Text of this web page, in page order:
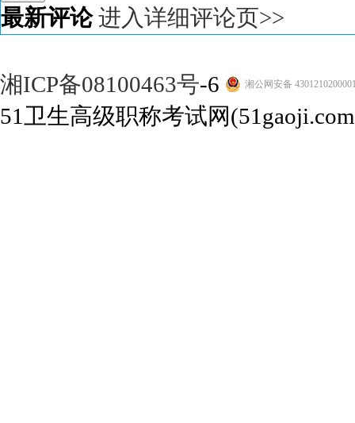
最新评论 进入详细评论页>>
湘ICP备08100463号-6 湘公网安备
51卫生高级职称考试网